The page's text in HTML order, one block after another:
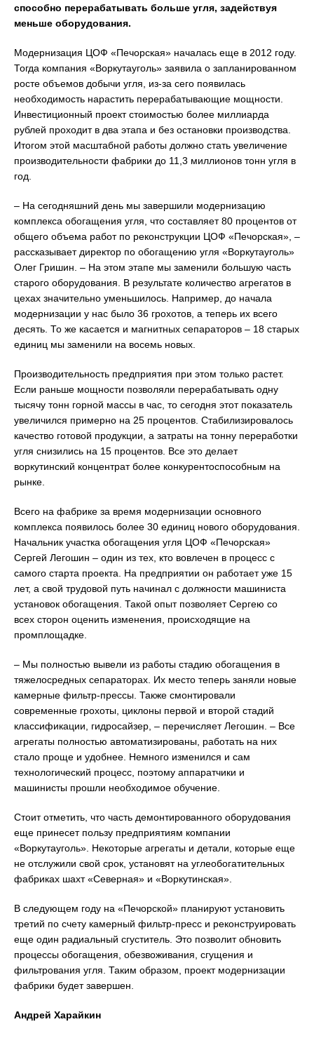
способно перерабатывать больше угля, задействуя
меньше оборудования.
Модернизация ЦОФ «Печорская» началась еще в 2012 году.
Тогда компания «Воркутауголь» заявила о запланированном
росте объемов добычи угля, из-за сего появилась
необходимость нарастить перерабатывающие мощности.
Инвестиционный проект стоимостью более миллиарда
рублей проходит в два этапа и без остановки производства.
Итогом этой масштабной работы должно стать увеличение
производительности фабрики до 11,3 миллионов тонн угля в
год.
– На сегодняшний день мы завершили модернизацию
комплекса обогащения угля, что составляет 80 процентов от
общего объема работ по реконструкции ЦОФ «Печорская», –
рассказывает директор по обогащению угля «Воркутауголь»
Олег Гришин. – На этом этапе мы заменили большую часть
старого оборудования. В результате количество агрегатов в
цехах значительно уменьшилось. Например, до начала
модернизации у нас было 36 грохотов, а теперь их всего
десять. То же касается и магнитных сепараторов – 18 старых
единиц мы заменили на восемь новых.
Производительность предприятия при этом только растет.
Если раньше мощности позволяли перерабатывать одну
тысячу тонн горной массы в час, то сегодня этот показатель
увеличился примерно на 25 процентов. Стабилизировалось
качество готовой продукции, а затраты на тонну переработки
угля снизились на 15 процентов. Все это делает
воркутинский концентрат более конкурентоспособным на
рынке.
Всего на фабрике за время модернизации основного
комплекса появилось более 30 единиц нового оборудования.
Начальник участка обогащения угля ЦОФ «Печорская»
Сергей Легошин – один из тех, кто вовлечен в процесс с
самого старта проекта. На предприятии он работает уже 15
лет, а свой трудовой путь начинал с должности машиниста
установок обогащения. Такой опыт позволяет Сергею со
всех сторон оценить изменения, происходящие на
промплощадке.
– Мы полностью вывели из работы стадию обогащения в
тяжелосредных сепараторах. Их место теперь заняли новые
камерные фильтр-прессы. Также смонтировали
современные грохоты, циклоны первой и второй стадий
классификации, гидросайзер, – перечисляет Легошин. – Все
агрегаты полностью автоматизированы, работать на них
стало проще и удобнее. Немного изменился и сам
технологический процесс, поэтому аппаратчики и
машинисты прошли необходимое обучение.
Стоит отметить, что часть демонтированного оборудования
еще принесет пользу предприятиям компании
«Воркутауголь». Некоторые агрегаты и детали, которые еще
не отслужили свой срок, установят на углеобогатительных
фабриках шахт «Северная» и «Воркутинская».
В следующем году на «Печорской» планируют установить
третий по счету камерный фильтр-пресс и реконструировать
еще один радиальный сгуститель. Это позволит обновить
процессы обогащения, обезвоживания, сгущения и
фильтрования угля. Таким образом, проект модернизации
фабрики будет завершен.
Андрей Харайкин